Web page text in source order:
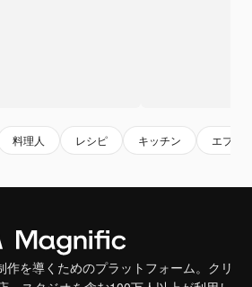
料理人 レシピ キッチン エプロ
作を導くためのプラットフォーム。クリ